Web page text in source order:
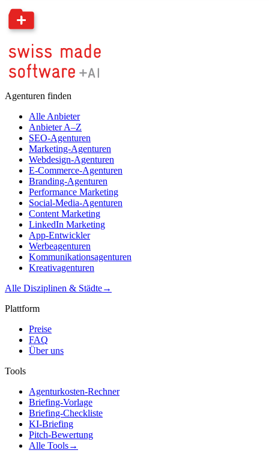
Agenturen finden
Alle Anbieter
Anbieter A–Z
SEO-Agenturen
Marketing-Agenturen
Webdesign-Agenturen
E-Commerce-Agenturen
Branding-Agenturen
Performance Marketing
Social-Media-Agenturen
Content Marketing
LinkedIn Marketing
App-Entwickler
Werbeagenturen
Kommunikationsagenturen
Kreativagenturen
Alle Disziplinen & Städte→
Plattform
Preise
FAQ
Über uns
Tools
Agenturkosten-Rechner
Briefing-Vorlage
Briefing-Checkliste
KI-Briefing
Pitch-Bewertung
Alle Tools→